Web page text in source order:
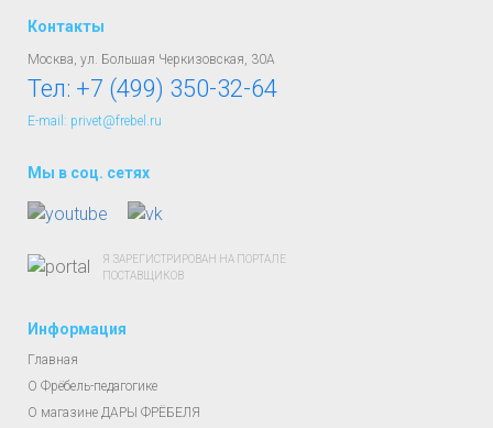
Контакты
Москва, ул. Большая Черкизовская, 30А
Тел: +7 (499) 350-32-64
E-mail: privet@frebel.ru
Мы в соц. сетях
Я ЗАРЕГИСТРИРОВАН НА ПОРТАЛЕ
ПОСТАВЩИКОВ
Информация
Главная
О Фрёбель-педагогике
О магазине ДАРЫ ФРЁБЕЛЯ